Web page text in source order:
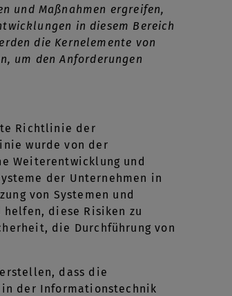
und Maßnahmen ergreifen,
in diesem Bereich
die Kernelemente von
um den Anforderungen
Richtlinie der
wurde von der
Weiterentwicklung und
der Unternehmen in
von Systemen und
diese Risiken zu
die Durchführung von
dass die
der Informationstechnik